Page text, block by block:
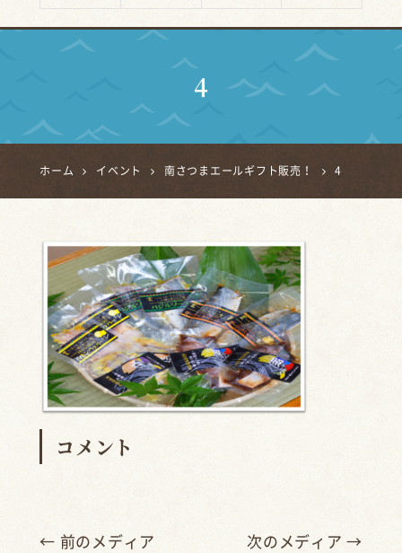
4
ホーム イベント 南さつまエールギフト販売！ 4
コメント
← 前のメディア 次のメディア →